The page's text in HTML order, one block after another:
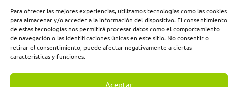
Para ofrecer las mejores experiencias, utilizamos tecnologías como las cookies
para almacenar y/o acceder a la información del dispositivo. El consentimiento
de estas tecnologías nos permitirá procesar datos como el comportamiento
de navegación o las identificaciones únicas en este sitio. No consentir o
retirar el consentimiento, puede afectar negativamente a ciertas
características y funciones.
Aceptar